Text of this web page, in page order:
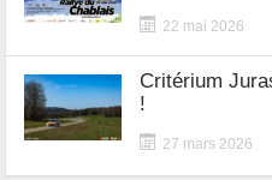
22 mai 2026
Critérium
!
27 mars 2026